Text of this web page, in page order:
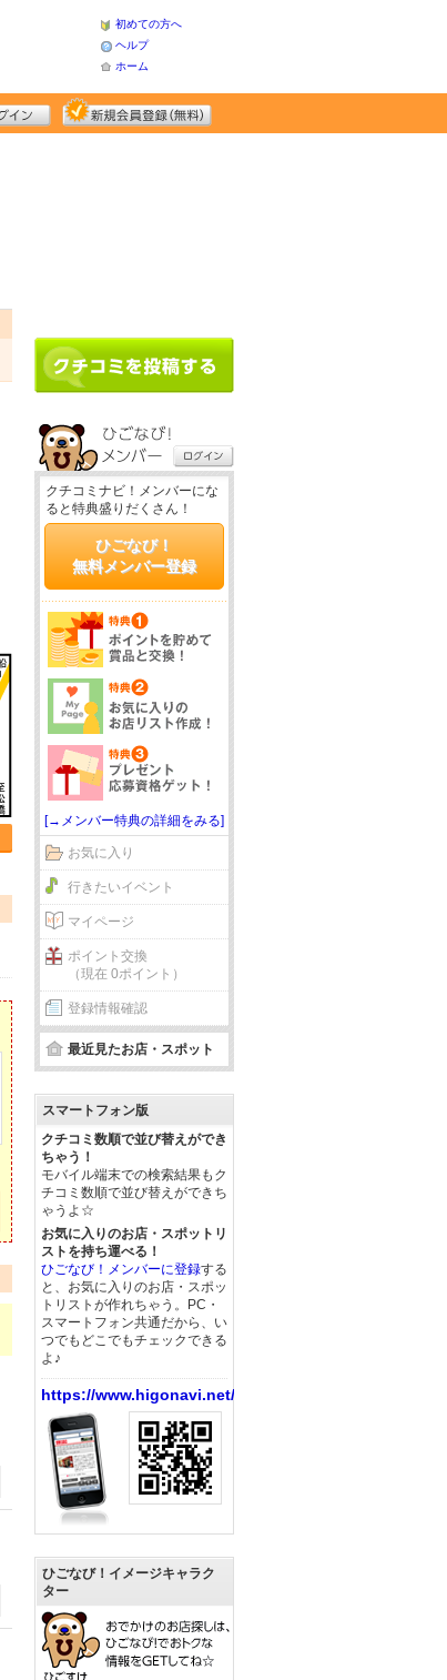
初めての方へ
ヘルプ
ホーム
クチコミナビ！メンバーにな
ると特典盛りだくさん！
ひごなび！
無料メンバー登録
[→メンバー特典の詳細をみる]
お気に入り
行きたいイベント
マイページ
ポイント交換
（現在 0ポイント）
登録情報確認
最近見たお店・スポット
スマートフォン版
クチコミ数順で並び替えができ
ちゃう！
モバイル端末での検索結果もク
チコミ数順で並び替えができち
ゃうよ☆
お気に入りのお店・スポットリ
ストを持ち運べる！
ひごなび！メンバーに登録する
と、お気に入りのお店・スポッ
トリストが作れちゃう。PC・
スマートフォン共通だから、い
つでもどこでもチェックできる
よ♪
https://www.higonavi.net/
ひごなび！イメージキャラク
ター